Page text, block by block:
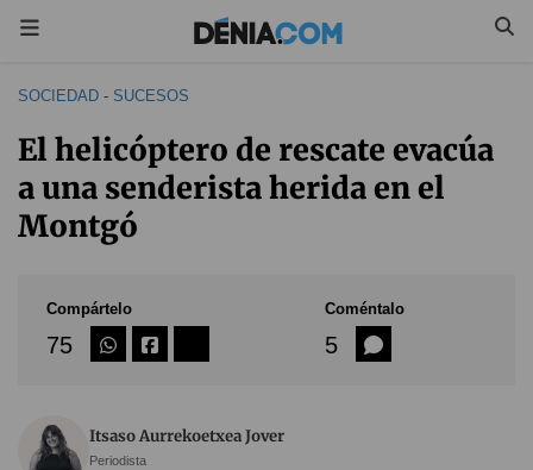
SOCIEDAD - SUCESOS
El helicóptero de rescate evacúa
a una senderista herida en el
Montgó
Compártelo
75
Coméntalo
5
Itsaso Aurrekoetxea Jover
Periodista